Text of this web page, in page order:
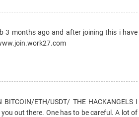
3 months ago and after joining this i have
BITCOIN/ETH/USDT/ THE HACKANGELS I
you out there. One has to be careful. A lot of